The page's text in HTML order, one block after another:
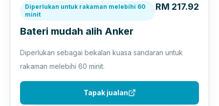
Diperlukan untuk rakaman melebihi 60
minit
Bateri mudah alih Anker
RM 217.92
Diperlukan sebagai bekalan kuasa sandaran untuk
rakaman melebihi 60 minit.
Tapak jualan